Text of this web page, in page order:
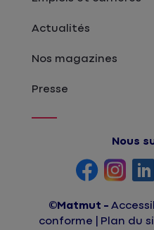
Actualités
Nos magazines
Presse
Nous
©Matmut
conforme
Plan du